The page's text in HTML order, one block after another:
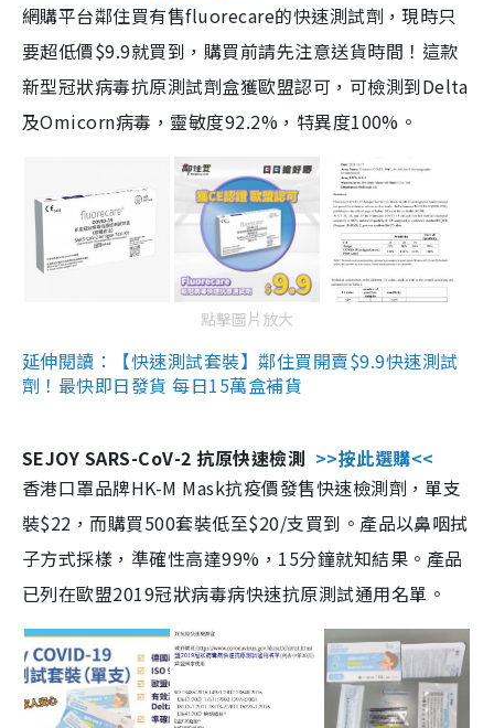
網購平台鄰住買有售fluorecare的快速測試劑，現時只
要超低價$9.9就買到，購買前請先注意送貨時間！這款
新型冠狀病毒抗原測試劑盒獲歐盟認可，可檢測到Delta
及Omicorn病毒，靈敏度92.2%，特異度100%。
點擊圖片放大
延伸閱讀：【快速測試套裝】鄰住買開賣$9.9快速測試
劑！最快即日發貨 每日15萬盒補貨
SEJOY SARS-CoV-2 抗原快速檢測 >>按此選購<<
香港口罩品牌HK-M Mask抗疫價發售快速檢測劑，單支
裝$22，而購買500套裝低至$20/支買到。產品以鼻咽拭
子方式採樣，準確性高達99%，15分鐘就知結果。產品
已列在歐盟2019冠狀病毒病快速抗原測試通用名單。